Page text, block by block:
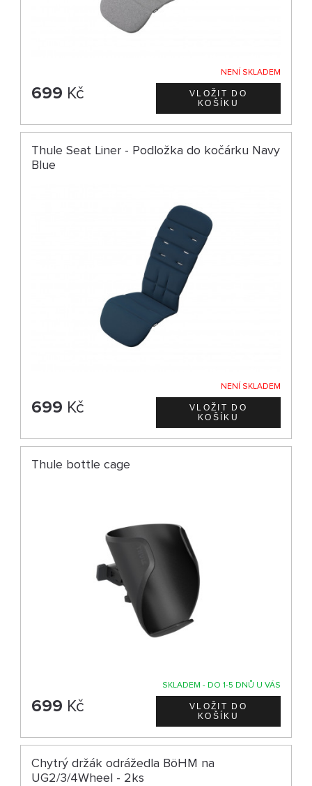
NENÍ SKLADEM
699 Kč
Thule Seat Liner - Podložka do kočárku Navy
Blue
NENÍ SKLADEM
699 Kč
Thule bottle cage
SKLADEM - DO 1-5 DNŮ U VÁS
699 Kč
Chytrý držák odrážedla BöHM na
UG2/3/4Wheel - 2ks